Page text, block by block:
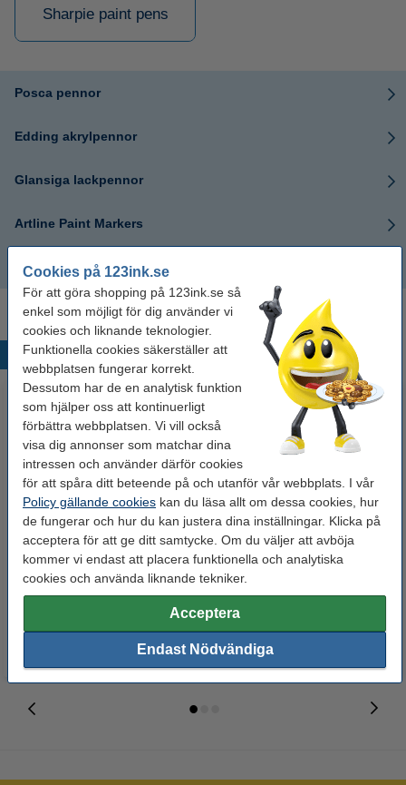
Cookies på 123ink.se
För att göra shopping på 123ink.se så
enkel som möjligt för dig använder vi
cookies och liknande teknologier.
Funktionella cookies säkerställer att
webbplatsen fungerar korrekt.
Dessutom har de en analytisk funktion
som hjälper oss att kontinuerligt
förbättra webbplatsen. Vi vill också
visa dig annonser som matchar dina
intressen och använder därför cookies
för att spåra ditt beteende på och utanför vår webbplats. I vår
Policy gällande cookies kan du läsa allt om dessa cookies, hur
de fungerar och hur du kan justera dina inställningar. Klicka på
acceptera för att ge ditt samtycke. Om du väljer att avböja
kommer vi endast att placera funktionella och analytiska
cookies och använda liknande tekniker.
Acceptera
Endast Nödvändiga
Sharpie paint pens
Posca pennor
Edding akrylpennor
Glansiga lackpennor
Artline Paint Markers
Sharpie paint pens
Populära produkter
Whiteboardpenna 2.5mm |
123ink | sorterade färger | 4st
Lamineringsfickor A4 80 mik. |
blank | 123ink 100st